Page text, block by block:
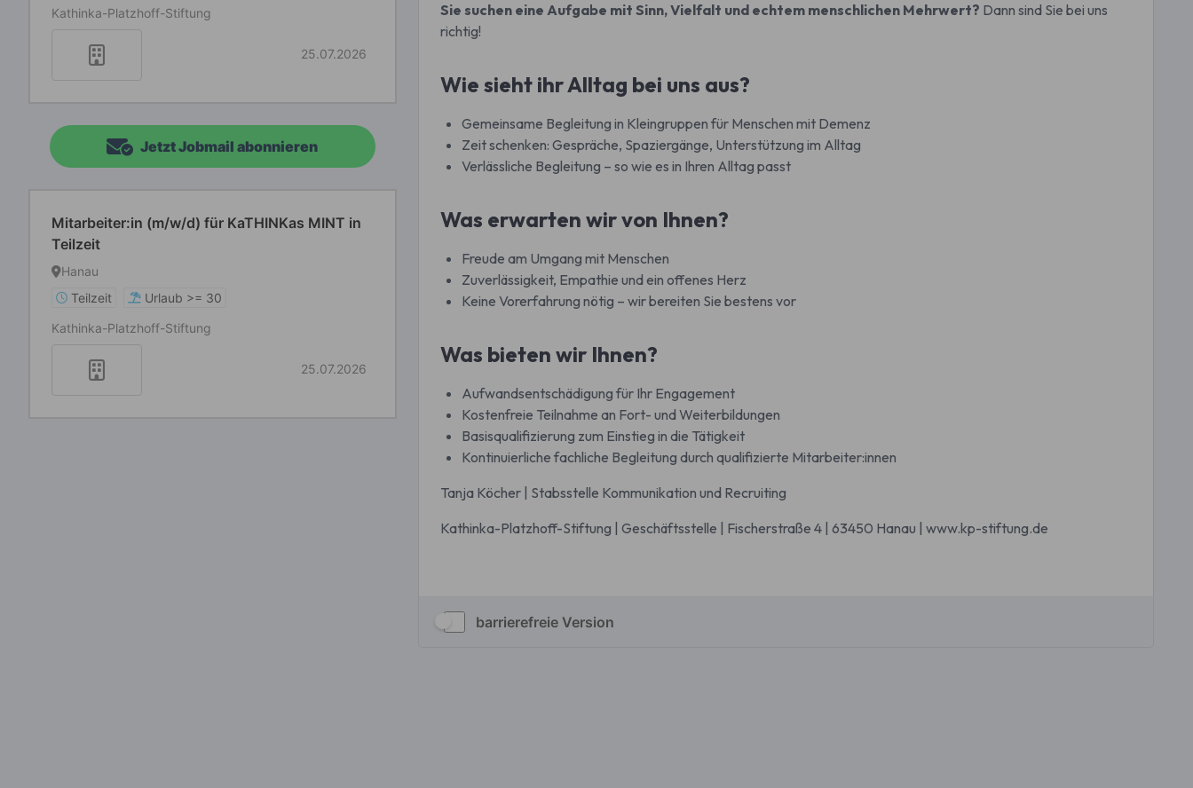
Kathinka-Platzhoff-Stiftung
25.07.2026
Jetzt Jobmail abonnieren
Mitarbeiter:in (m/w/d) für KaTHINKas MINT in
Teilzeit
Hanau
Teilzeit
Urlaub >= 30
Kathinka-Platzhoff-Stiftung
25.07.2026
barrierefreie Version